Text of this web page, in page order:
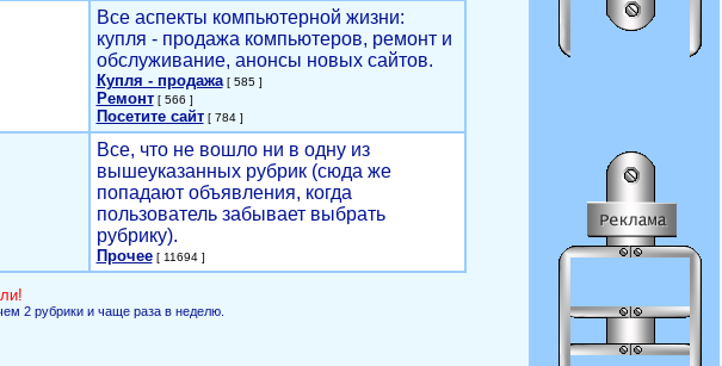
Все аспекты компьютерной жизни:
купля - продажа компьютеров, ремонт и
обслуживание, анонсы новых сайтов.
Купля - продажа[ 585 ]
Ремонт[ 566 ]
Посетите сайт[ 784 ]
Все, что не вошло ни в одну из
вышеуказанных рубрик (сюда же
попадают объявления, когда
пользователь забывает выбрать
рубрику).
Прочее[ 11694 ]
2 рубрики и чаще раза в неделю.